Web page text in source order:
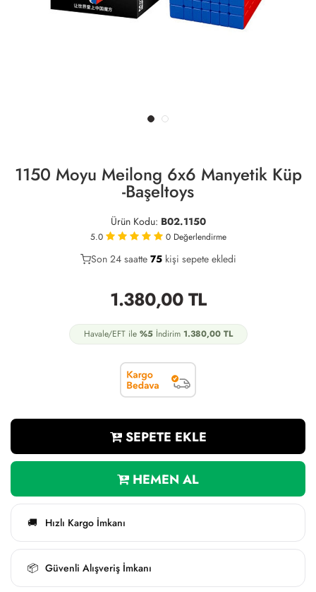
1150 Moyu Meilong 6x6 Manyetik Küp
-Başeltoys
Ürün Kodu: B02.1150
5.0 0 Değerlendirme
40
Son 24 saatte 75 kişi sepete ekledi
33
1.380,00TL
Havale/EFT ile %5İndirim 1.380,00TL
SEPETE EKLE
HEMEN AL
🚚 Hızlı Kargo İmkanı
📦 Güvenli Alışveriş İmkanı